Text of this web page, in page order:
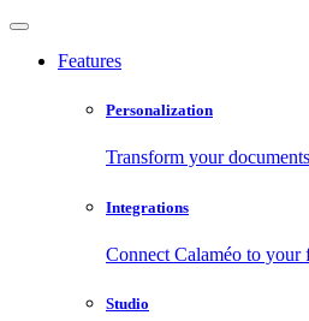
Features
Personalization
Transform your
Integrations
Connect Calaméo to your
Studio